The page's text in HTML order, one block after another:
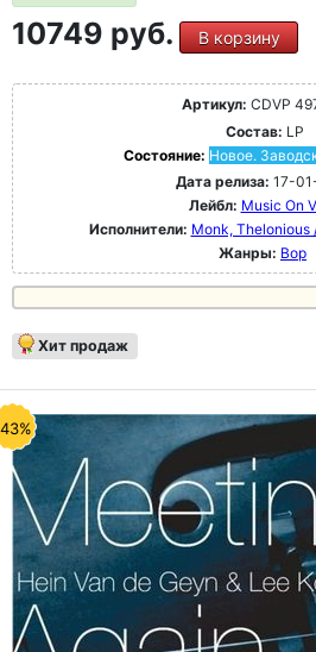
10749 руб. В корзину
Артикул: CDVP
Состав: LP
Состояние: Новое.
Дата релиза: 17-
Лейбл: Music On
Исполнители: Monk, Thelonious
Жанры: Bop
Хит продаж